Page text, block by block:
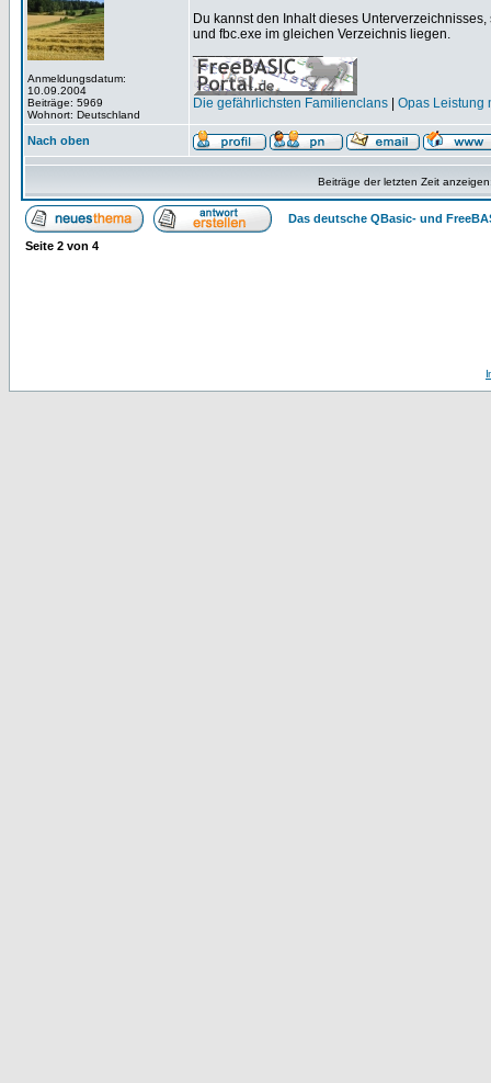
Anmeldungsdatum:
10.09.2004
Beiträge: 5969
Wohnort: Deutschland
Du kannst den Inhalt dieses
und fbc.exe im gleichen Verzeichnis liegen.
Die gefährlichsten Familienclans Opas Leistung
Nach oben
Beiträge der letzten Zeit
Das deutsche QBasic- und
Seite 2 von 4